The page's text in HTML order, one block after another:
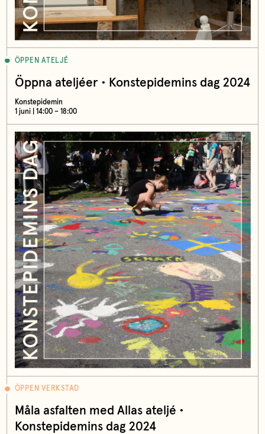
ÖPPEN ATELJÉ
Öppna ateljéer • Konstepidemins dag 2024
Konstepidemin
1 juni | 14:00 – 18:00
ÖPPEN VERKSTAD
Måla asfalten med Allas ateljé •
Konstepidemins dag 2024